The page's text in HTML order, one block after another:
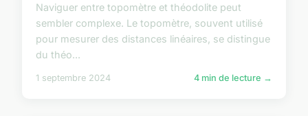
Naviguer entre topomètre et théodolite peut
sembler complexe. Le topomètre, souvent utilisé
pour mesurer des distances linéaires, se distingue
du théo...
1 septembre 2024 4 min de lecture →